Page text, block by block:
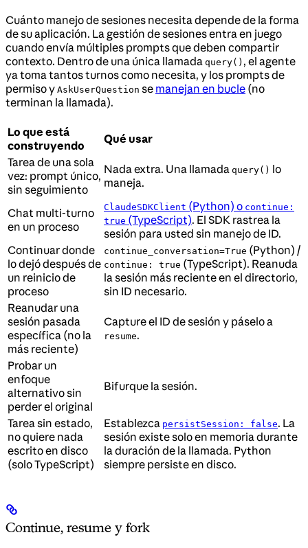
Cuánto manejo de sesiones necesita depende de la forma
de su aplicación. La gestión de sesiones entra en juego
cuando envía múltiples prompts que deben compartir
contexto. Dentro de una única llamada query() , el agente
ya toma tantos turnos como necesita, y los prompts de
permiso y AskUserQuestion se manejan en bucle (no
terminan la llamada).
Lo que está
construyendo
Qué usar
Tarea de una sola
vez: prompt único,
sin seguimiento
Nada extra. Una llamada query() lo
maneja.
Chat multi-turno
en un proceso
ClaudeSDKClient (Python) o continue:
true (TypeScript). El SDK rastrea la
sesión para usted sin manejo de ID.
Continuar donde
lo dejó después de
un reinicio de
proceso
continue_conversation=True (Python) /
continue: true (TypeScript). Reanuda
la sesión más reciente en el directorio,
sin ID necesario.
Reanudar una
sesión pasada
específica (no la
más reciente)
Capture el ID de sesión y páselo a
resume.
Probar un
enfoque
alternativo sin
perder el original
Bifurque la sesión.
Tarea sin estado,
no quiere nada
escrito en disco
(solo TypeScript)
Establezca persistSession: false. La
sesión existe solo en memoria durante
la duración de la llamada. Python
siempre persiste en disco.
Continue, resume y fork